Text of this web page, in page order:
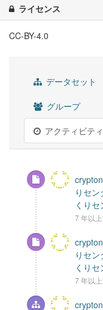
ライセンス
CC-BY-4.0
データセット
グループ
アクティビテ
りセ
くり
7 年以
りセ
くり
7 年以